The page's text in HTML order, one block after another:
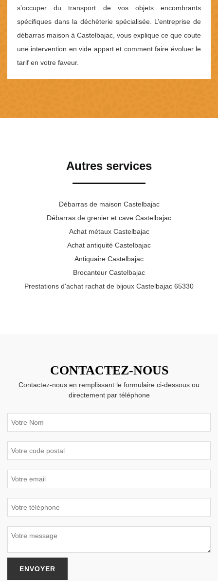
s’occuper du transport de vos objets encombrants
spécifiques dans la déchèterie spécialisée. L’entreprise de
débarras maison à Castelbajac, vous explique ce que coute
une intervention en vide appart et comment faire évoluer le
tarif en votre faveur.
Autres services
Débarras de maison Castelbajac
Débarras de grenier et cave Castelbajac
Achat métaux Castelbajac
Achat antiquité Castelbajac
Antiquaire Castelbajac
Brocanteur Castelbajac
Prestations d'achat rachat de bijoux Castelbajac 65330
CONTACTEZ-NOUS
Contactez-nous en remplissant le formulaire ci-dessous ou
directement par téléphone